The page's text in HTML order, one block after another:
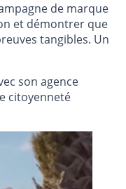
de marque
et démontrer que
tangibles. Un
son agence
citoyenneté